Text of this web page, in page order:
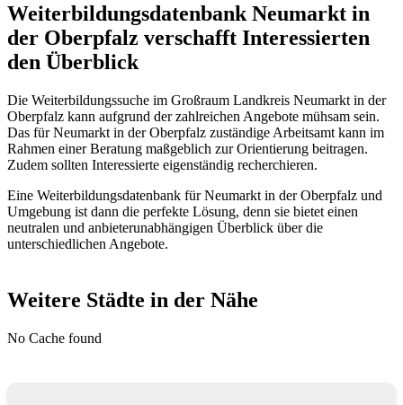
Weiterbildungsdatenbank Neumarkt in
der Oberpfalz verschafft Interessierten
den Überblick
Die Weiterbildungssuche im Großraum Landkreis Neumarkt in der
Oberpfalz kann aufgrund der zahlreichen Angebote mühsam sein.
Das für Neumarkt in der Oberpfalz zuständige Arbeitsamt kann im
Rahmen einer Beratung maßgeblich zur Orientierung beitragen.
Zudem sollten Interessierte eigenständig recherchieren.
Eine Weiterbildungsdatenbank für Neumarkt in der Oberpfalz und
Umgebung ist dann die perfekte Lösung, denn sie bietet einen
neutralen und anbieterunabhängigen Überblick über die
unterschiedlichen Angebote.
Weitere Städte in der Nähe
No Cache found